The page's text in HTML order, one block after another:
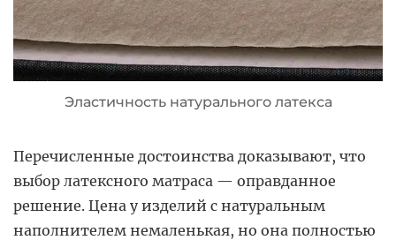
Эластичность натурального латекса
Перечисленные достоинства доказывают, что
выбор латексного матраса — оправданное
решение. Цена у изделий с натуральным
наполнителем немаленькая, но она полностью